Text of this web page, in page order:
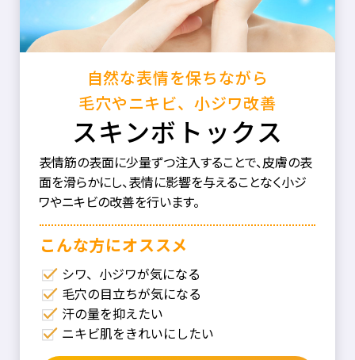
自然な表情を保ちながら
毛穴やニキビ、小ジワ改善
スキンボトックス
表情筋の表面に少量ずつ注入することで、皮膚の表
面を滑らかにし、表情に影響を与えることなく小ジ
ワやニキビの改善を行います。
こんな⽅にオススメ
シワ、小ジワが気になる
毛穴の目立ちが気になる
汗の量を抑えたい
ニキビ肌をきれいにしたい